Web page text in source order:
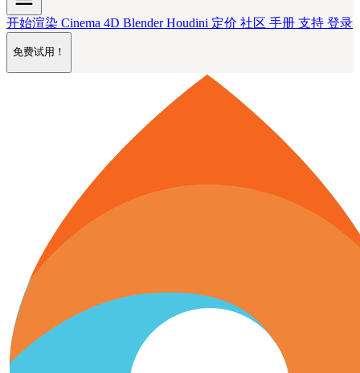
开始渲染 Cinema 4D BlenderHoudini 定价 社区 手册 支持 登录
免费试用！